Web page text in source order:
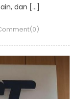
dan […]